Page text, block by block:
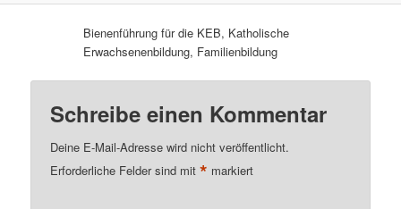
Bienenführung für die KEB, Katholische
Erwachsenenbildung, Familienbildung
Schreibe einen Kommentar
Deine E-Mail-Adresse wird nicht veröffentlicht.
Erforderliche Felder sind mit* markiert